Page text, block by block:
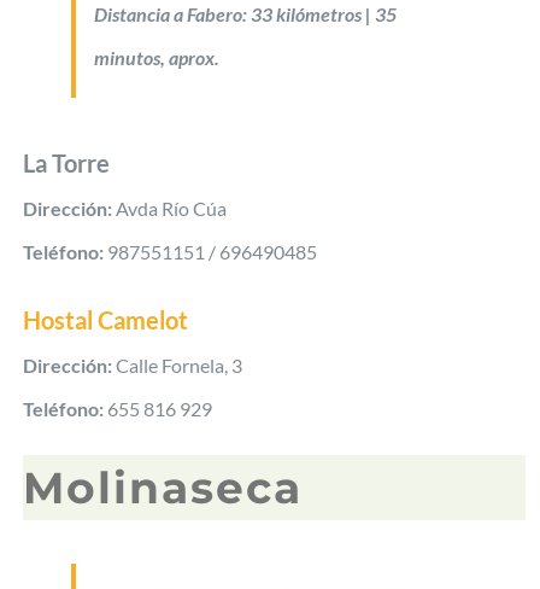
Distancia a Fabero: 33 kilómetros | 35
minutos, aprox.
La Torre
Dirección:Avda Río Cúa
Teléfono: 987551151 / 696490485
Hostal Camelot
Dirección: Calle Fornela, 3
Teléfono: 655 816 929
Molinaseca